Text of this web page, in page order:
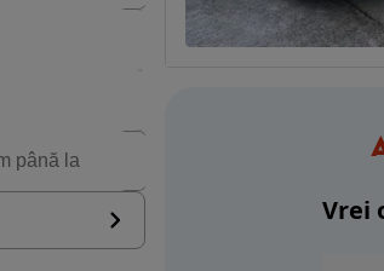
Vrei